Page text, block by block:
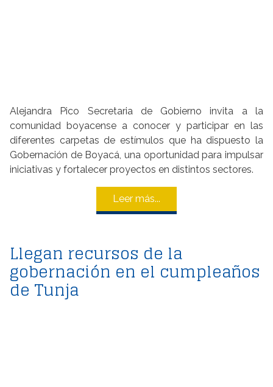
Alejandra Pico Secretaria de Gobierno invita a la
comunidad boyacense a conocer y participar en las
diferentes carpetas de estímulos que ha dispuesto la
Gobernación de Boyacá, una oportunidad para impulsar
iniciativas y fortalecer proyectos en distintos sectores.
Leer más...
Llegan recursos de la
gobernación en el cumpleaños
de Tunja